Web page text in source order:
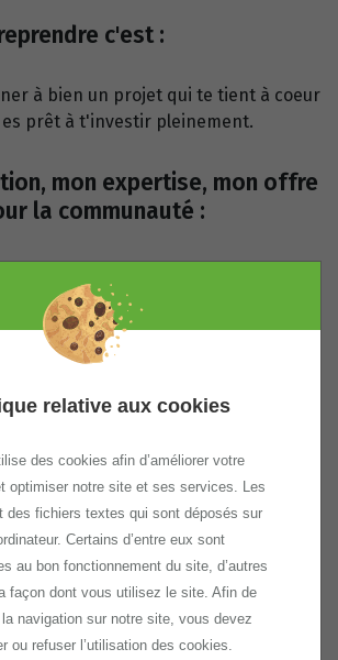
c'est :
à bien un projet qui te tient à coeur
prêt à t'investir pleinement.
mon expertise, mon offre
la communauté :
qui a ouvert ses portes le 1er
Boëge. Des bureaux ouverts, des
un bureau fermé, une grande salle de
télétravailleurs et les entreprises.
au forfait.
relative aux cookies
des cookies afin d’améliorer votre
optimiser notre site et ses services. Les
des fichiers textes qui sont déposés sur
Certains d’entre eux sont
au bon fonctionnement du site, d’autres
façon dont vous utilisez le site. Afin de
navigation sur notre site, vous devez
ou refuser l’utilisation des cookies.